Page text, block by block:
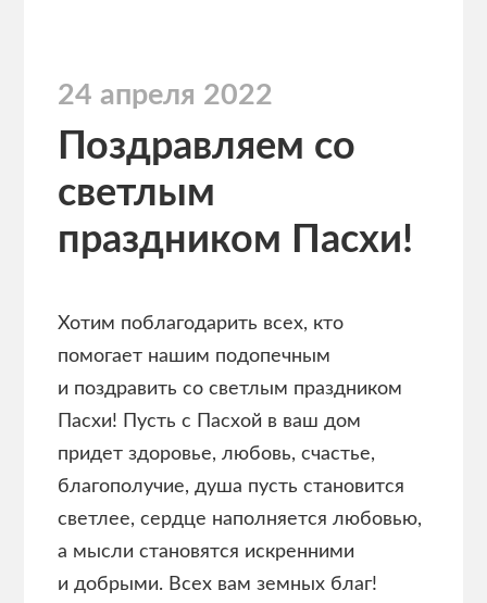
24 апреля 2022
Поздравляем со
светлым
праздником Пасхи!
Хотим поблагодарить всех, кто
помогает нашим подопечным
и поздравить со светлым праздником
Пасхи! Пусть с Пасхой в ваш дом
придет здоровье, любовь, счастье,
благополучие, душа пусть становится
светлее, сердце наполняется любовью,
а мысли становятся искренними
и добрыми. Всех вам земных благ!